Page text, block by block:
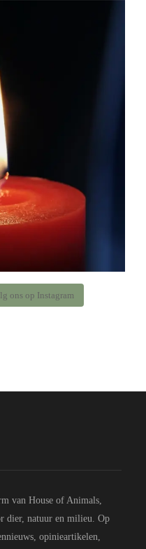
ons op Instagram
van House of Animals,
dier, natuur en milieu. Op
opinieartikelen,